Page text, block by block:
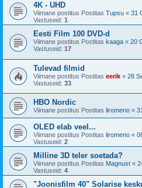
4K - UHD
Viimane postitus Postitas Tupsu « 31
Vastuseid: 1
Eesti Film 100 DVD-d
Viimane postitus Postitas kaaga « 20
Vastuseid: 17
Tulevad filmid
Viimane postitus Postitas eerik « 28
Vastuseid: 33
HBO Nordic
Viimane postitus Postitas liromeno «
OLED elab veel...
Viimane postitus Postitas liromeno «
Vastuseid: 2
Milline 3D teler soetada?
Viimane postitus Postitas Magnust «
Vastuseid: 4
"Joonisfilm 40" Solarise